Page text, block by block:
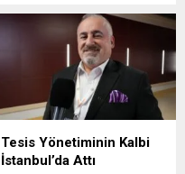
Sarı-lacivertli taraftarları
heyecanlandıran transferin
ardından Kerem’in İstanbul'a
gelişinin saat kaçta olacağı
merak ediliyor. Kerem
Aktürkoğlu'nu,
FlightRadar24 sisteminden
TC-SMY uçak takip kodu ile
Tesis Yönetiminin Kalbi
İstanbul’da Attı